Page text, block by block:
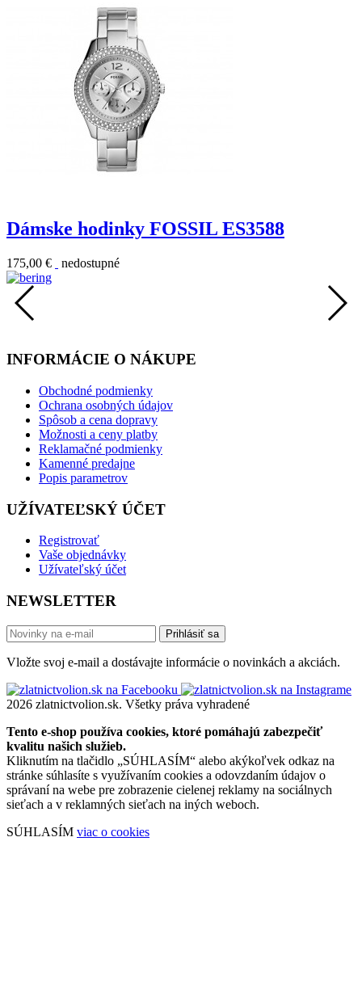
Dámske hodinky FOSSIL ES3588
175,00 € nedostupné
INFORMÁCIE O NÁKUPE
Obchodné podmienky
Ochrana osobných údajov
Spôsob a cena dopravy
Možnosti a ceny platby
Reklamačné podmienky
Kamenné predajne
Popis parametrov
UŽÍVATEĽSKÝ ÚČET
Registrovať
Vaše objednávky
Užívateľský účet
NEWSLETTER
Prihlásiť sa
Vložte svoj e-mail a dostávajte informácie o novinkách a akciách.
2026 zlatnictvolion.sk. Všetky práva vyhradené
Tento e-shop používa cookies, ktoré pomáhajú zabezpečiť
kvalitu našich služieb.
Kliknutím na tlačidlo „SÚHLASÍM“ alebo akýkoľvek odkaz na
stránke súhlasíte s využívaním cookies a odovzdaním údajov o
správaní na webe pre zobrazenie cielenej reklamy na sociálnych
sieťach a v reklamných sieťach na iných weboch.
SÚHLASÍM viac o cookies